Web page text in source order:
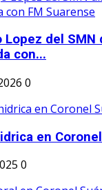
Lopez del
con...
0
en
0